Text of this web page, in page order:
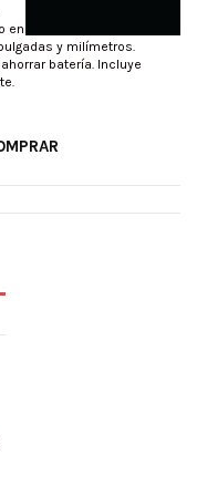
en
y milímetros.
batería. Incluye